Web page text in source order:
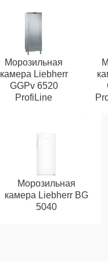
Морозильная
камера Liebherr
GGPv 6520
ProfiLine
Морозильная
камера Liebherr BG
5040